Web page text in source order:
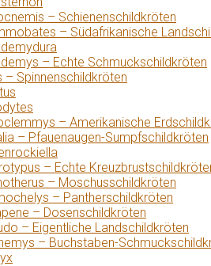
– Schienenschildkröten
– Südafrikanische
– Echte Schmuckschildkröten
– Spinnenschildkröten
– Amerikanische
– Pfauenaugen-Sumpfschildkröten
– Echte
– Moschusschildkröten
– Pantherschildkröten
– Dosenschildkröten
– Eigentliche Landschildkröten
– Buchstaben-